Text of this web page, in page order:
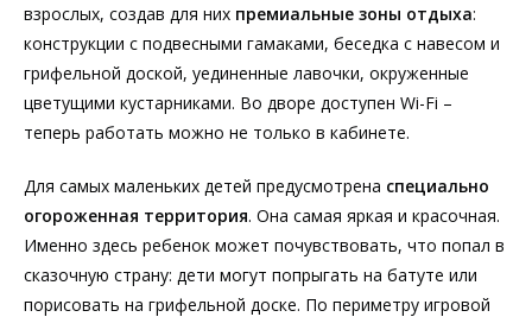
взрослых, создав для них премиальные зоны отдыха:
конструкции с подвесными гамаками, беседка с навесом и
грифельной доской, уединенные лавочки, окруженные
цветущими кустарниками. Во дворе доступен Wi-Fi –
теперь работать можно не только в кабинете.
Для самых маленьких детей предусмотрена специально
огороженная территория. Она самая яркая и красочная.
Именно здесь ребенок может почувствовать, что попал в
сказочную страну: дети могут попрыгать на батуте или
порисовать на грифельной доске. По периметру игровой